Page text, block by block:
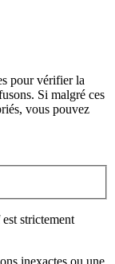
pour vérifier la
Si malgré ces
vous pouvez
strictement
inexactes ou une